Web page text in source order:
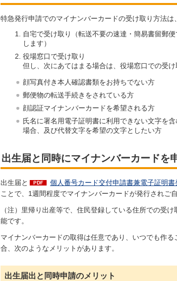
特急発行申請でのマイナンバーカードの受け取り方法は
自宅で受け取り（転送不要の速達・簡易書留郵
します）
役場窓口で受け取り
但し、次にあてはまる場合は、役場窓口での受け
顔写真付き本人確認書類をお持ちでない方
郵便物の転送手続きをされている方
顔認証マイナンバーカードを希望される方
氏名に署名用電子証明書に利用できない文字を
場合、及び代替文字を希望の文字としたい方
出生届と同時にマイナンバーカードを
出生届と 個人番号カード交付申請書兼電子証明書
ことで、1週間程度でマイナンバーカードが発行されご
（注）里帰り出産等で、住民登録している住所での受
能です。
マイナンバーカードの取得は任意であり、いつでも作
合、次のようなメリットがあります。
出生届出と同時申請のメリット